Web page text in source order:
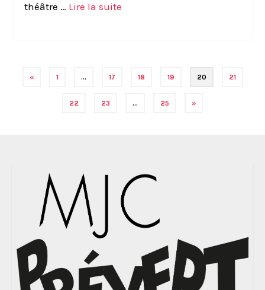
théâtre … Lire la suite­­
Navigation
« 1 … 17 18 19 20 21
22 23 … 25 »